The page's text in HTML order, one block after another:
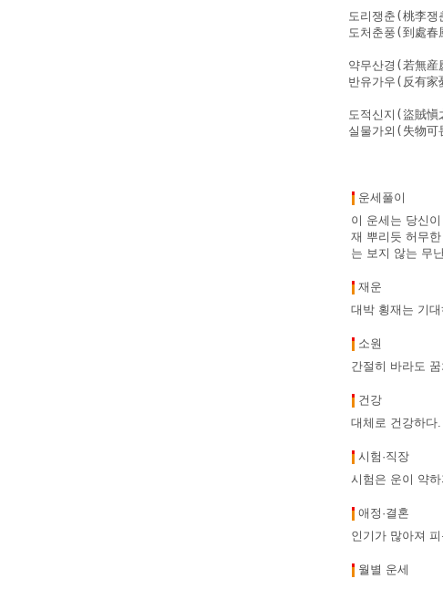
도리쟁춘(桃李
도처춘풍(到處
약무산경(若無
반유가우(反有
도적신지(盜賊
실물가외(失物
운세풀이
이 운세는 당신
재 뿌리듯 허무
는 보지 않는 무
재운
대박 횡재는 기
소원
간절히 바라도
건강
대체로 건강하다
시험·직장
시험은 운이 약
애정·결혼
인기가 많아져
월별 운세